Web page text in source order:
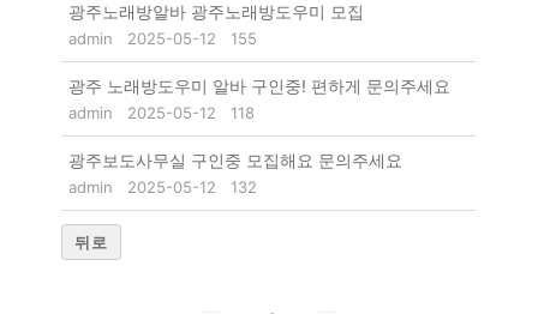
광주노래방알바 광주노래방도우미 모집
admin 2025-05-12 155
광주 노래방도우미 알바 구인중! 편하게 문의주세요
admin 2025-05-12 118
광주보도사무실 구인중 모집해요 문의주세요
admin 2025-05-12 132
뒤로